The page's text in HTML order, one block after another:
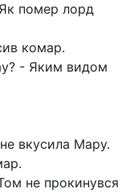
помер лорд
комар.
- Яким видом
вкусила Мару.
не прокинувся